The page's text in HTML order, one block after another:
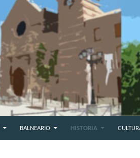
BALNEARIO HISTORIA